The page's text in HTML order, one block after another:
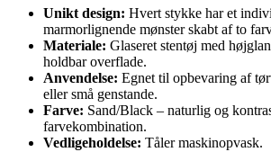
Unikt design: Hvert stykke har et
marmorlignende mønster skabt af to
Materiale: Glaseret stentøj med
holdbar overflade.
Anvendelse: Egnet til opbevaring af
eller små genstande.
Farve: Sand/Black – naturlig og
farvekombination.
Vedligeholdelse: Tåler maskinopvask.